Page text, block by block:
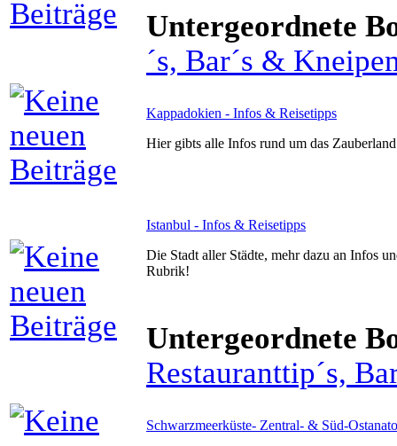
Untergeordnete
´s, Bar´s &
Kappadokien - Infos & Reisetipps
Hier gibts alle Infos rund um das
Istanbul - Infos & Reisetipps
Die Stadt aller Städte, mehr dazu an Infos
Rubrik!
Untergeordnete
Restauranttip´s,
Schwarzmeerküste- Zentral- & Süd-